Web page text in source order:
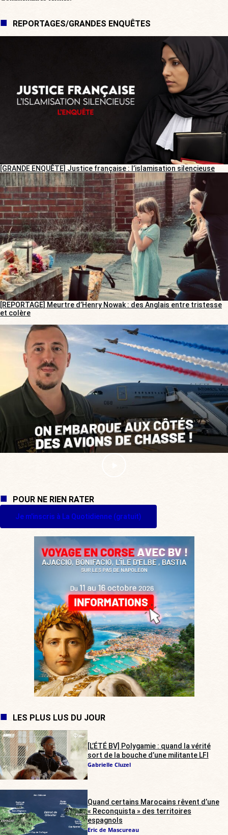
REPORTAGES/GRANDES ENQUÊTES
[GRANDE ENQUÊTE] Justice française : l’islamisation silencieuse
[REPORTAGE] Meurtre d’Henry Nowak : des Anglais entre tristesse
et colère
POUR NE RIEN RATER
Je m'inscris à La Quotidienne (gratuit)
LES PLUS LUS DU JOUR
[L’ÉTÉ BV] Polygamie : quand la vérité
sort de la bouche d’une militante LFI
Gabrielle Cluzel
Quand certains Marocains rêvent d’une
« Reconquista » des territoires
espagnols
Eric de Mascureau